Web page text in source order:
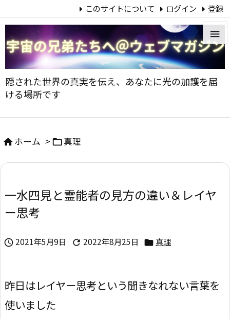
隠された世界の真実を伝え、あなたに光の加護を届
ける場所です


メニ


次へ
検索
このサイトについて ログイン 登録
ホーム > 真理
一水四見と霊能者の見方の違い＆レイヤ
ー思考
 2021年5月9日  2022年8月25日  真理
昨日はレイヤー思考という聞きなれない言葉を
使いました